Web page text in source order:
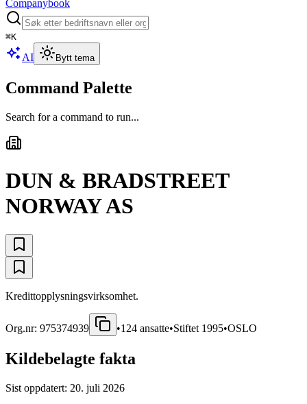
Companybook
⌘K
AI Bytt tema
Command Palette
Search for a command to run...
DUN & BRADSTREET
NORWAY AS
Kredittopplysningsvirksomhet.
Org.nr: 975374939 •124 ansatte•Stiftet 1995•OSLO
Kildebelagte fakta
Sist oppdatert: 20. juli 2026